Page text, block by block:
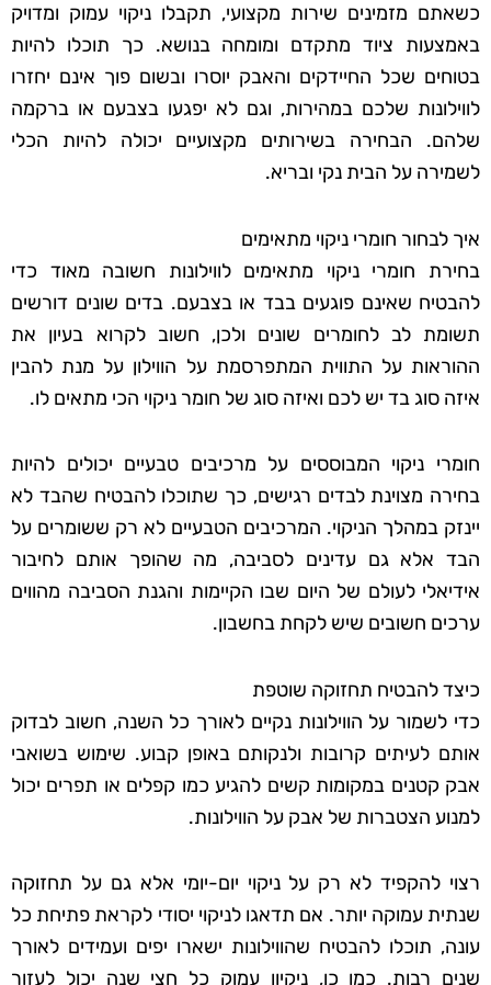
כשאתם מזמינים שירות מקצועי, תקבלו ניקוי עמוק ומדויק
באמצעות ציוד מתקדם ומומחה בנושא. כך תוכלו להיות
בטוחים שכל החיידקים והאבק יוסרו ובשום פוך אינם יחזרו
לווילונות שלכם במהירות, וגם לא יפגעו בצבעם או ברקמה
שלהם. הבחירה בשירותים מקצועיים יכולה להיות הכלי
לשמירה על הבית נקי ובריא.
איך לבחור חומרי ניקוי מתאימים
בחירת חומרי ניקוי מתאימים לווילונות חשובה מאוד כדי
להבטיח שאינם פוגעים בבד או בצבעם. בדים שונים דורשים
תשומת לב לחומרים שונים ולכן, חשוב לקרוא בעיון את
ההוראות על התווית המתפרסמת על הווילון על מנת להבין
איזה סוג בד יש לכם ואיזה סוג של חומר ניקוי הכי מתאים לו.
חומרי ניקוי המבוססים על מרכיבים טבעיים יכולים להיות
בחירה מצוינת לבדים רגישים, כך שתוכלו להבטיח שהבד לא
יינזק במהלך הניקוי. המרכיבים הטבעיים לא רק ששומרים על
הבד אלא גם עדינים לסביבה, מה שהופך אותם לחיבור
אידיאלי לעולם של היום שבו הקיימות והגנת הסביבה מהווים
ערכים חשובים שיש לקחת בחשבון.
כיצד להבטיח תחזוקה שוטפת
כדי לשמור על הווילונות נקיים לאורך כל השנה, חשוב לבדוק
אותם לעיתים קרובות ולנקותם באופן קבוע. שימוש בשואבי
אבק קטנים במקומות קשים להגיע כמו קפלים או תפרים יכול
למנוע הצטברות של אבק על הווילונות.
רצוי להקפיד לא רק על ניקוי יום-יומי אלא גם על תחזוקה
שנתית עמוקה יותר. אם תדאגו לניקוי יסודי לקראת פתיחת כל
עונה, תוכלו להבטיח שהווילונות ישארו יפים ועמידים לאורך
שנים רבות. כמו כן, ניקיון עמוק כל חצי שנה יכול לעזור